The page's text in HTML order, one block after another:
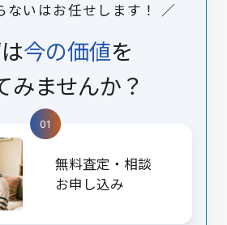
ないはお任せします！ ／
今の価値を
みませんか？
01
無料査定・相談
お申し込み